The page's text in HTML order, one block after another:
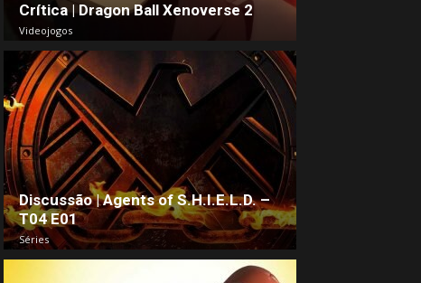
Crítica | Dragon Ball Xenoverse 2
Videojogos
Discussão | Agents of S.H.I.E.L.D. –
T04 E01
Séries